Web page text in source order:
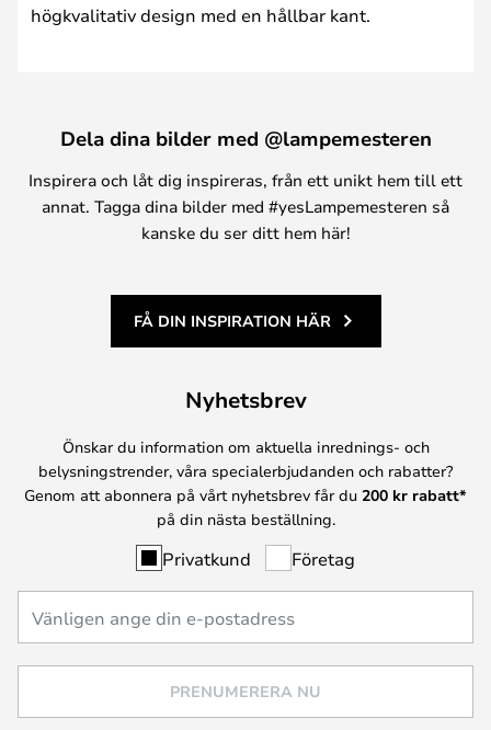
högkvalitativ design med en hållbar kant.
Dela dina bilder med @lampemesteren
Inspirera och låt dig inspireras, från ett unikt hem till ett
annat. Tagga dina bilder med #yesLampemesteren så
kanske du ser ditt hem här!
FÅ DIN INSPIRATION HÄR
Nyhetsbrev
Önskar du information om aktuella inrednings- och
belysningstrender, våra specialerbjudanden och rabatter?
Genom att abonnera på vårt nyhetsbrev får du 200 kr rabatt*
på din nästa beställning.
Privatkund Företag
PRENUMERERA NU